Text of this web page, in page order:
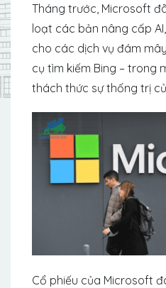
Tháng trước, Microsoft
loạt các bản nâng cấp
cho các dịch vụ đám
cụ tìm kiếm Bing – trong
thách thức sự thống trị
Cổ phiếu của Microsoft